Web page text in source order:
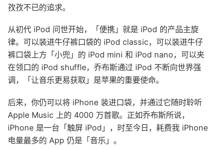
孜孜不已的追求。
从初代 iPod 问世开始，「便携」就是 iPod 的产品主旋
律。可以装进牛仔裤口袋的 iPod classic，可以装进牛仔
裤口袋上方「小兜」的 iPod mini 和 iPod nano，可以夹
在领口的 iPod shuffle，乔布斯通过 iPod 不断向世界强
调，「让音乐更易获取」是苹果的重要使命。
后来，你仍可以将 iPhone 装进口袋，并通过它随时聆听
Apple Music 上的 4000 万首歌。正如乔布斯所说，
iPhone 是一台「触屏 iPod」，时至今日，耗费我 iPhone
电量最多的 App 仍是「音乐」。